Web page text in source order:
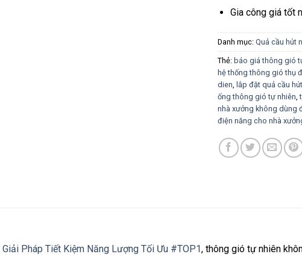
Gia công giá tốt
Danh mục: Quả cầu hút
Thẻ: báo giá thông gió
hệ thống thông gió thụ
dien
lắp đặt quả cầu
ống thông gió tự nhiên ,
nhà xưởng không dùng
điện năng cho nhà
Pháp Tiết Kiệm Năng Lượng Tối Ưu #TOP1, thông gió tự nhiên